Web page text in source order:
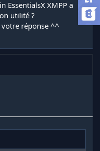
EssentialsX XMPP a
utilité ?
votre réponse ^^